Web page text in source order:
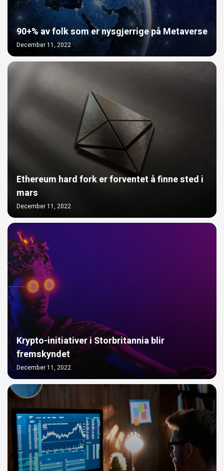
90+% av folk som er nysgjerrige på Metaverse
December 11, 2022
Ethereum hard fork er forventet å finne sted i
mars
December 11, 2022
Krypto-initiativer i Storbritannia blir
fremskyndet
December 11, 2022